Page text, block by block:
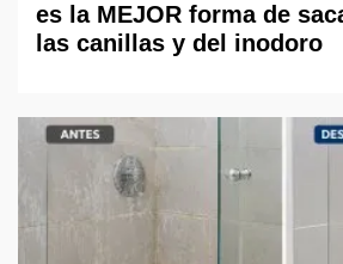
es la MEJOR forma de
las canillas y del inodoro